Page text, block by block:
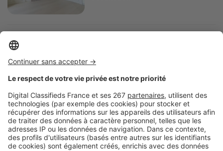
Image
comment éviter que votre
logement ne devienne invendable
Image
Vendre
Quels sont les avantages de la
vente à terme ?